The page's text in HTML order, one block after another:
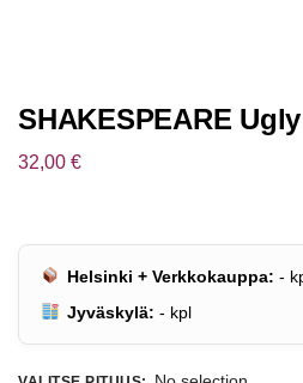
SHAKESPEARE
32,00 €
Helsinki + Verkkokauppa: -
Jyväskylä: - kpl